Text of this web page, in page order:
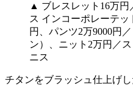
▲ ブレスレット16万円
ス インコーポレーテッ
円、パンツ2万9000円
ン）、ニット2万円／
ニス
チタンをブラッシュ仕上げ